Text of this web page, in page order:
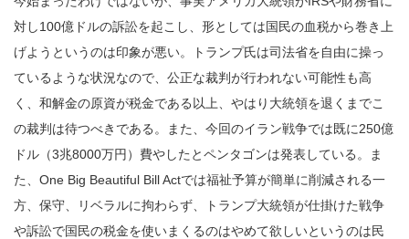
対し100億ドルの訴訟を起こし、形としては国民の血税から巻き上
げようというのは印象が悪い。トランプ氏は司法省を自由に操っ
ているような状況なので、公正な裁判が行われない可能性も高
く、和解金の原資が税金である以上、やはり大統領を退くまでこ
の裁判は待つべきである。また、今回のイラン戦争では既に250億
ドル（3兆8000万円）費やしたとペンタゴンは発表している。ま
た、One Big Beautiful Bill Actでは福祉予算が簡単に削減される一
方、保守、リベラルに拘わらず、トランプ大統領が仕掛けた戦争
や訴訟で国民の税金を使いまくるのはやめて欲しいというのは民